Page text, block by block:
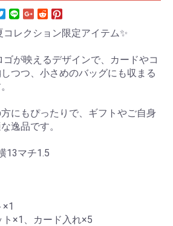
コレクション限定アイテム✨
ゴが映えるデザインで、カードやコ
つつ、小さめのバッグにも収まる
にもぴったりで、ギフトやご自身
逸品です。
13マチ1.5
×1
×1、カード入れ×5